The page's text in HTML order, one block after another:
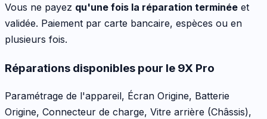
Vous ne payez qu'une fois la réparation terminée et
validée. Paiement par carte bancaire, espèces ou en
plusieurs fois.
Réparations disponibles pour le 9X Pro
Paramétrage de l'appareil, Écran Origine, Batterie
Origine, Connecteur de charge, Vitre arrière (Châssis),